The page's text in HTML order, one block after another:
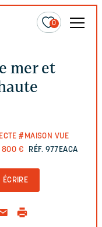
0
mer et
#MAISON VUE
800 € RÉF. 977EACA
ÉCRIRE